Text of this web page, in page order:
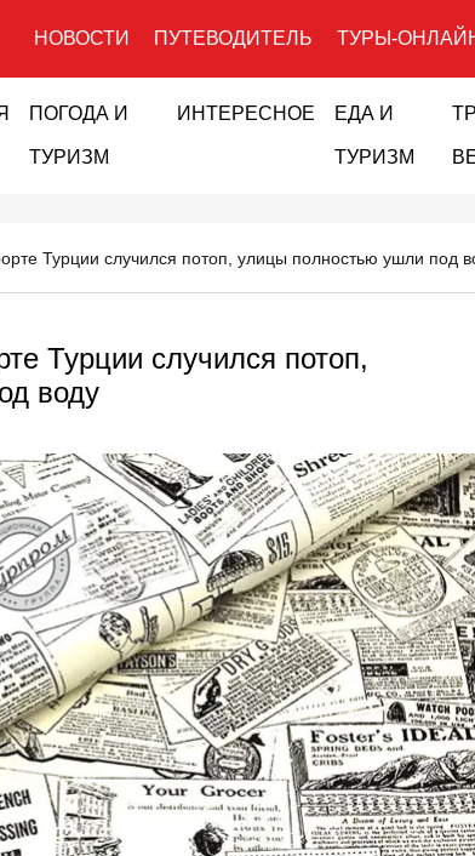
НОВОСТИ ПУТЕВОДИТЕЛЬ ТУРЫ-
ПОГОДА И
ТУРИЗМ
ИНТЕРЕСНОЕ ЕДА И
ТУРИЗМ
Турции случился потоп, улицы полностью ушли под
Турции случился потоп,
воду